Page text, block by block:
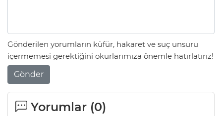
Gönderilen yorumların küfür, hakaret ve suç unsuru
içermemesi gerektiğini okurlarımıza önemle hatırlatırız!
Gönder
Yorumlar (0)